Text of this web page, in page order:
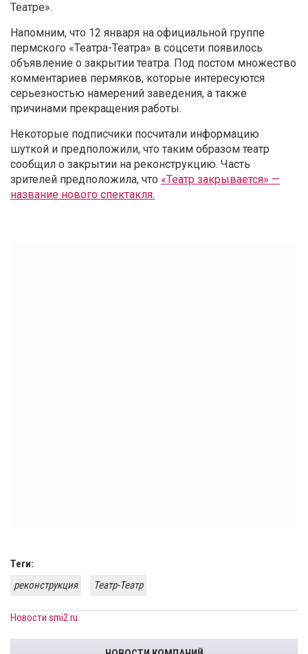
Театре».
Напомним, что 12 января на официальной группе
пермского «Театра-Театра» в соцсети появилось
объявление о закрытии театра. Под постом множество
комментариев пермяков, которые интересуются
серьезностью намерений заведения, а также
причинами прекращения работы.
Некоторые подписчики посчитали информацию
шуткой и предположили, что таким образом театр
сообщил о закрытии на реконструкцию. Часть
зрителей предположила, что «Театр закрывается» —
название нового спектакля.
Теги:
реконструкция
Театр-Театр
Новости smi2.ru